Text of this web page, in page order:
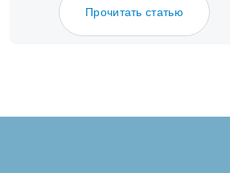
Прочитать статью